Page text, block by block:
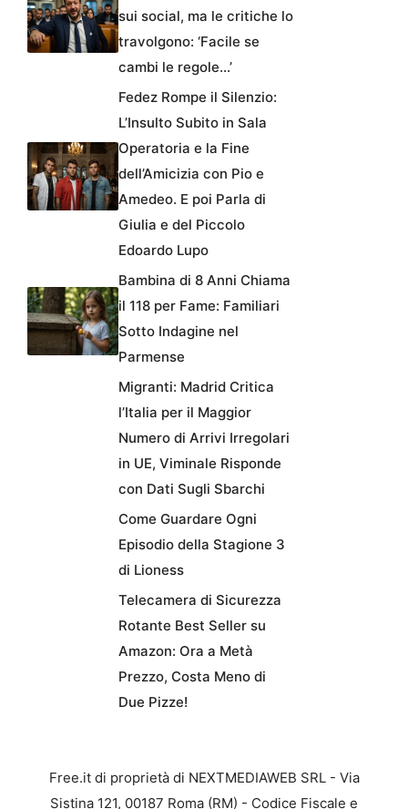
sui social, ma le critiche lo
travolgono: ‘Facile se
cambi le regole…’
Fedez Rompe il Silenzio:
L’Insulto Subito in Sala
Operatoria e la Fine
dell’Amicizia con Pio e
Amedeo. E poi Parla di
Giulia e del Piccolo
Edoardo Lupo
Bambina di 8 Anni Chiama
il 118 per Fame: Familiari
Sotto Indagine nel
Parmense
Migranti: Madrid Critica
l’Italia per il Maggior
Numero di Arrivi Irregolari
in UE, Viminale Risponde
con Dati Sugli Sbarchi
Come Guardare Ogni
Episodio della Stagione 3
di Lioness
Telecamera di Sicurezza
Rotante Best Seller su
Amazon: Ora a Metà
Prezzo, Costa Meno di
Due Pizze!
Free.it di proprietà di NEXTMEDIAWEB SRL - Via
Sistina 121, 00187 Roma (RM) - Codice Fiscale e